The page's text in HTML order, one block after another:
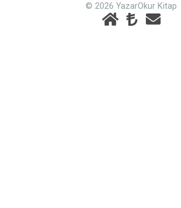
© 2026 YazarOkur Kitap